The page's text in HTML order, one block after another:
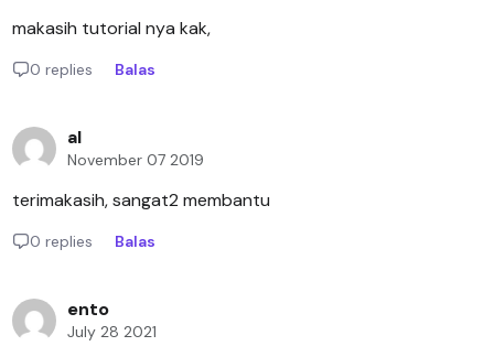
makasih tutorial nya kak,
0 replies Balas
al
November 07 2019
terimakasih, sangat2 membantu
0 replies Balas
ento
July 28 2021